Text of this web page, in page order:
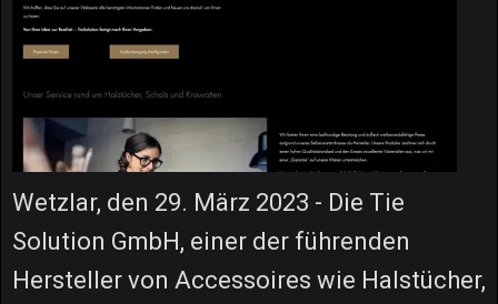
Wetzlar, den 29. März 2023 - Die Tie
Solution GmbH, einer der führenden
Hersteller von Accessoires wie Halstücher,